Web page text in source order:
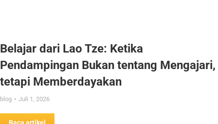
Belajar dari Lao Tze: Ketika
Pendampingan Bukan tentang Mengajari,
tetapi Memberdayakan
blog Juli 1, 2026